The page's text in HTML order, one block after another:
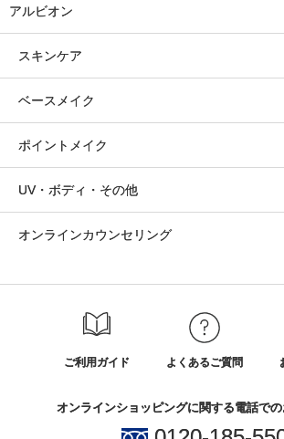
アルビオン
スキンケア
ベースメイク
ポイントメイク
UV・ボディ・その他
オンラインカウンセリング
ご利用ガイド よくあるご質問
オンラインショッピングに関する電話で